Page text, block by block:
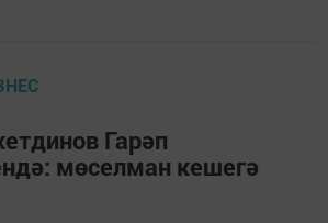
Гарәп
мөселман кешегә